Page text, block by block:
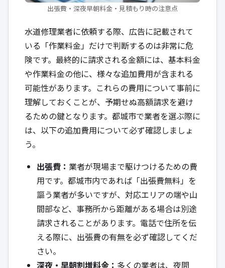
出張費・深夜早朝料金・見積もり時の注意点
水道修理業者に依頼する際、広告に記載されて
いる「作業料金」だけで判断するのは非常に危
険です。最終的に請求される金額には、基本料金
や作業料金の他に、様々な追加費用が含まれる
可能性があります。これらの費用について事前に
理解しておくことが、予期せぬ高額請求を避け
るための鍵となります。都城市で業者を選ぶ際に
は、以下の追加費用について必ず確認しましょ
う。
出張費： 業者が現場まで駆けつけるための費
用です。都城市内であれば「出張費無料」を
謳う業者が多いですが、対応エリアの端や山
間部など、事務所から距離がある場合は別途
請求されることがあります。電話で住所を伝
える際に、出張費の有無を必ず確認してくだ
さい。
深夜・早朝割増料金： 多くの業者は、夜間